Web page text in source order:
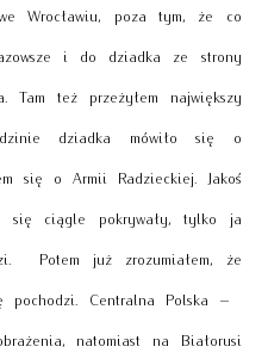
Wrocławiu, poza tym, że co
i do dziadka ze strony
też przeżyłem największy
dziadka mówiło się o
się o Armii Radzieckiej. Jakoś
ciągle pokrywały, tylko ja
Potem już zrozumiałem, że
Centralna Polska –
natomiast na Białorusi